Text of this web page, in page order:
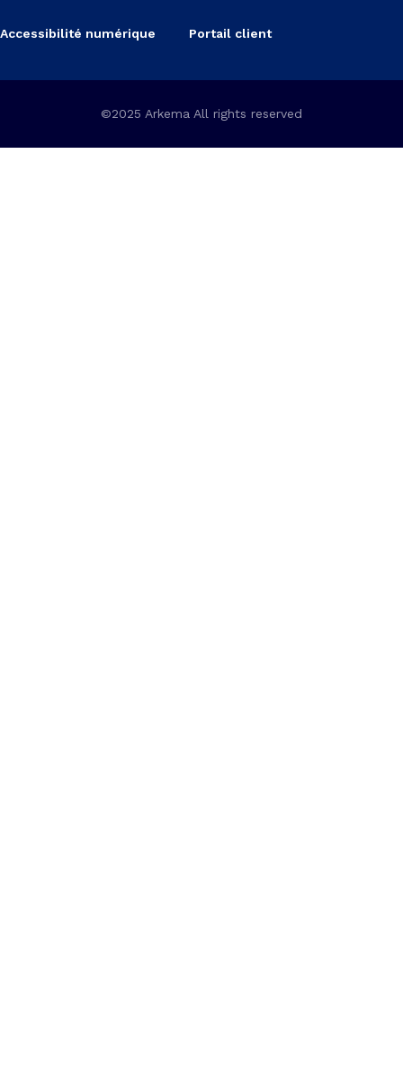
Accessibilité numérique Portail client
©2025 Arkema All rights reserved